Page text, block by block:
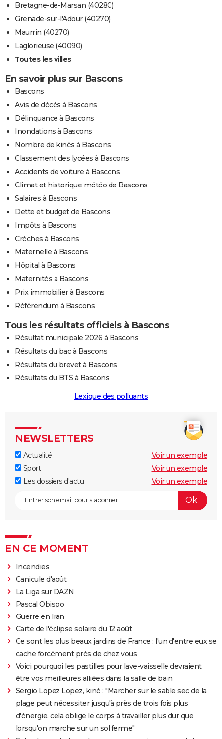
Bretagne-de-Marsan (40280)
Grenade-sur-l'Adour (40270)
Maurrin (40270)
Laglorieuse (40090)
Toutes les villes
En savoir plus sur Bascons
Bascons
Avis de décès à Bascons
Délinquance à Bascons
Inondations à Bascons
Nombre de kinés à Bascons
Classement des lycées à Bascons
Accidents de voiture à Bascons
Climat et historique météo de Bascons
Salaires à Bascons
Dette et budget de Bascons
Impôts à Bascons
Crèches à Bascons
Maternelle à Bascons
Hôpital à Bascons
Maternités à Bascons
Prix immobilier à Bascons
Référendum à Bascons
Tous les résultats officiels à Bascons
Résultat municipale 2026 à Bascons
Résultats du bac à Bascons
Résultats du brevet à Bascons
Résultats du BTS à Bascons
Lexique des polluants
NEWSLETTERS
Actualité
Voir un exemple
Sport
Voir un exemple
Les dossiers d'actu
Voir un exemple
EN CE MOMENT
Incendies
Canicule d'août
La Liga sur DAZN
Pascal Obispo
Guerre en Iran
Carte de l'éclipse solaire du 12 août
Ce sont les plus beaux jardins de France : l'un d'entre eux se
cache forcément près de chez vous
Voici pourquoi les pastilles pour lave-vaisselle devraient
être vos meilleures alliées dans la salle de bain
Sergio Lopez Lopez, kiné : "Marcher sur le sable sec de la
plage peut nécessiter jusqu'à près de trois fois plus
d'énergie, cela oblige le corps à travailler plus dur que
lorsqu'on marche sur un sol ferme"